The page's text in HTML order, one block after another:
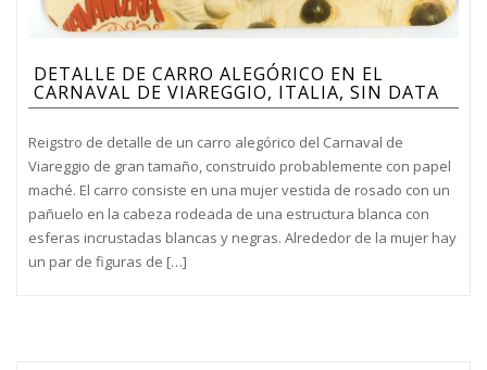
DETALLE DE CARRO ALEGÓRICO EN EL
CARNAVAL DE VIAREGGIO, ITALIA, SIN DATA
Reigstro de detalle de un carro alegórico del Carnaval de
Viareggio de gran tamaño, construido probablemente con papel
maché. El carro consiste en una mujer vestida de rosado con un
pañuelo en la cabeza rodeada de una estructura blanca con
esferas incrustadas blancas y negras. Alrededor de la mujer hay
un par de figuras de […]